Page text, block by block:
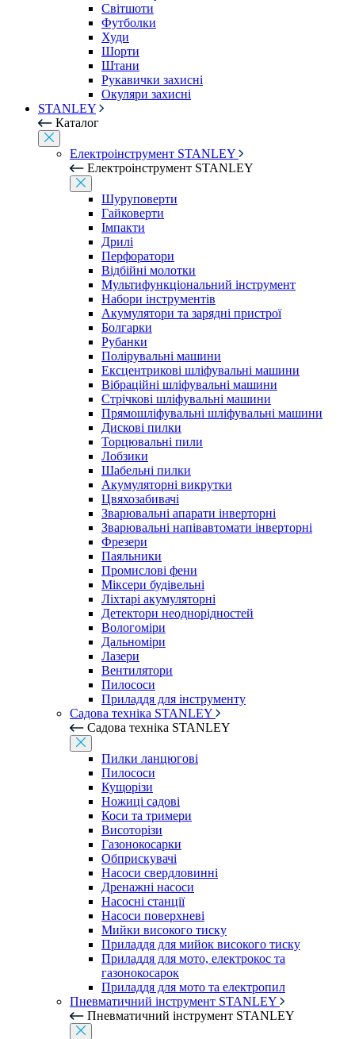
Світшоти
Футболки
Худи
Шорти
Штани
Рукавички захисні
Окуляри захисні
STANLEY
Каталог
Електроінструмент STANLEY
Електроінструмент STANLEY
Шуруповерти
Гайковерти
Імпакти
Дрилі
Перфоратори
Відбійні молотки
Мультифункціональний інструмент
Набори інструментів
Акумулятори та зарядні пристрої
Болгарки
Рубанки
Полірувальні машини
Ексцентрикові шліфувальні машини
Вібраційні шліфувальні машини
Стрічкові шліфувальні машини
Прямошліфувальні шліфувальні машини
Дискові пилки
Торцювальні пили
Лобзики
Шабельні пилки
Акумуляторні викрутки
Цвяхозабивачі
Зварювальні апарати інверторні
Зварювальні напівавтомати інверторні
Фрезери
Паяльники
Промислові фени
Міксери будівельні
Ліхтарі акумуляторні
Детектори неоднорідностей
Вологоміри
Дальноміри
Лазери
Вентилятори
Пилососи
Приладдя для інструменту
Садова техніка STANLEY
Садова техніка STANLEY
Пилки ланцюгові
Пилососи
Кущорізи
Ножиці садові
Коси та тримери
Висоторізи
Газонокосарки
Обприскувачі
Насоси свердловинні
Дренажні насоси
Насосні станції
Насоси поверхневі
Мийки високого тиску
Приладдя для мийок високого тиску
Приладдя для мото, електрокос та
газонокосарок
Приладдя для мото та електропил
Пневматичний інструмент STANLEY
Пневматичний інструмент STANLEY